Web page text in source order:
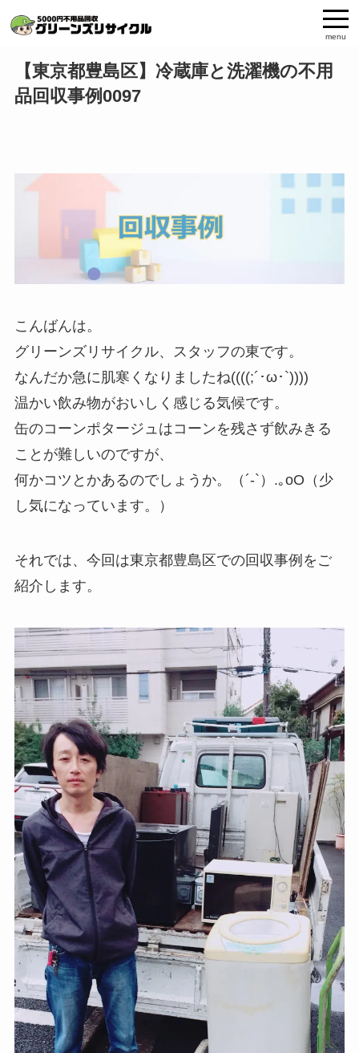
menu
【東京都豊島区】冷蔵庫と洗濯機の不用
品回収事例0097
こんばんは。
グリーンズリサイクル、スタッフの東です。
なんだか急に肌寒くなりましたね((((;´･ω･`))))
温かい飲み物がおいしく感じる気候です。
缶のコーンポタージュはコーンを残さず飲みきる
ことが難しいのですが、
何かコツとかあるのでしょうか。（´-`）.｡oO（少
し気になっています。）
それでは、今回は東京都豊島区での回収事例をご
紹介します。